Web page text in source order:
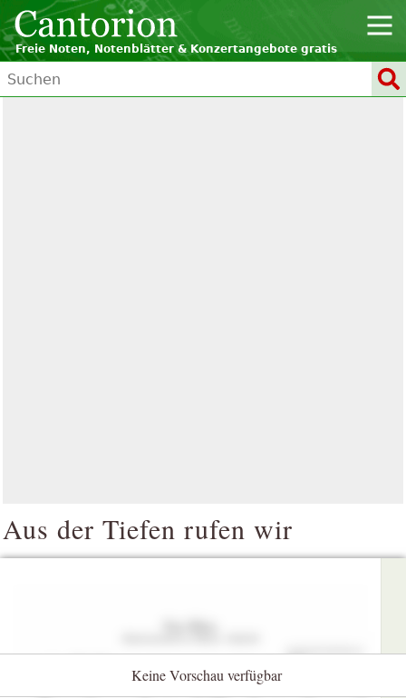
Freie Noten, Notenblätter & Konzertangebote gratis
Aus der Tiefen rufen wir
Keine Vorschau verfügbar